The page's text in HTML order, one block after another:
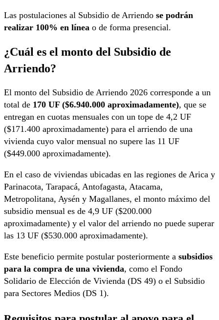
Las postulaciones al Subsidio de Arriendo se podrán
realizar 100% en línea o de forma presencial.
¿Cuál es el monto del Subsidio de
Arriendo?
El monto del Subsidio de Arriendo 2026 corresponde a un
total de 170 UF ($6.940.000 aproximadamente), que se
entregan en cuotas mensuales con un tope de 4,2 UF
($171.400 aproximadamente) para el arriendo de una
vivienda cuyo valor mensual no supere las 11 UF
($449.000 aproximadamente).
En el caso de viviendas ubicadas en las regiones de Arica y
Parinacota, Tarapacá, Antofagasta, Atacama,
Metropolitana, Aysén y Magallanes, el monto máximo del
subsidio mensual es de 4,9 UF ($200.000
aproximadamente) y el valor del arriendo no puede superar
las 13 UF ($530.000 aproximadamente).
Este beneficio permite postular posteriormente a subsidios
para la compra de una vivienda, como el Fondo
Solidario de Elección de Vivienda (DS 49) o el Subsidio
para Sectores Medios (DS 1).